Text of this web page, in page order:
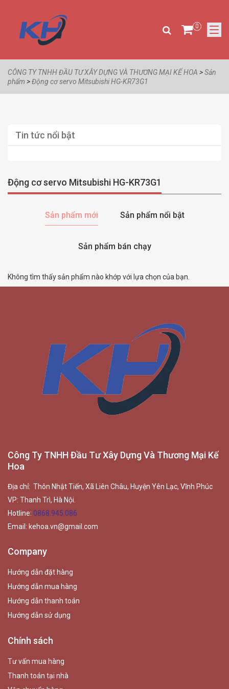
0
CÔNG TY TNHH ĐẦU TƯ XÂY DỰNG VÀ THƯƠNG MẠI KẾ HOA >Sản
phẩm >Động cơ servo Mitsubishi HG-KR73G1
Tin tức nổi bật
Động cơ servo Mitsubishi HG-KR73G1
Sản phẩm mới Sản phẩm nổi bật
Sản phẩm bán chạy
Không tìm thấy sản phẩm nào khớp với lựa chọn của bạn.
Công Ty TNHH Đầu Tư Xây Dựng Và Thương Mại Kế
Hoa
Địa chỉ: Thôn Nhật Tiến, Xã Liên Châu, Huyện Yên Lạc, Vĩnh Phúc
VP: Thanh Trì, Hà Nội.
Hotline: 0868.945.086
Email: kehoa.vn@gmail.com
Company
Hướng dẫn đặt hàng
Hướng dẫn mua hàng
Hướng dẫn thanh toán
Hướng dẫn sử dụng
Chính sách
Tư vấn mua hàng
Thanh toán tại nhà